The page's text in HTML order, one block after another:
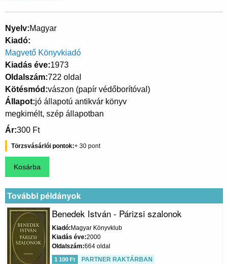
Nyelv Magyar
Kiadó
Magvető Könyvkiadó
Kiadás éve 1973
Oldalszám 722 oldal
Kötésmód vászon (papír védőborítóval)
Állapot jó állapotú antikvár könyv
megkimélt, szép állapotban
Ár 300 Ft
Törzsvásárlói pontok 30
További példányok
Benedek István - Párizsi szalonok
Kiadó Magyar Könyvklub
Kiadás éve 2000
Oldalszám 664 oldal
1 100 Ft PARTNER RAKTÁRBAN